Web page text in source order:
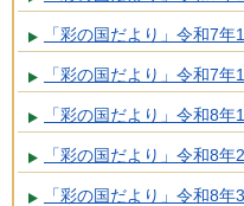
「彩の国だより」令和7年
「彩の国だより」令和7年
「彩の国だより」令和8年
「彩の国だより」令和8年
「彩の国だより」令和8年